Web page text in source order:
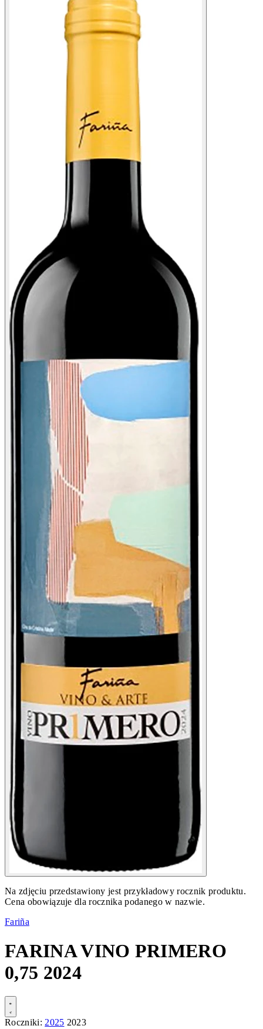
Na zdjęciu przedstawiony jest przykładowy rocznik produktu.
Cena obowiązuje dla rocznika podanego w nazwie.
Fariña
FARINA VINO PRIMERO
0,75 2024
Roczniki: 2025 2023